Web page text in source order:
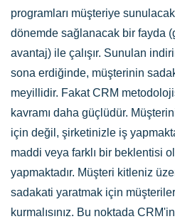
programları müşteriye
dönemde sağlanacak bir fayda
avantaj) ile çalışır. Sunulan
sona erdiğinde, müşterinin
meyillidir. Fakat CRM
kavramı daha güçlüdür.
için değil, şirketinizle iş
maddi veya farklı bir beklentisi
yapmaktadır. Müşteri kitleniz
sadakati yaratmak için
kurmalısınız. Bu noktada